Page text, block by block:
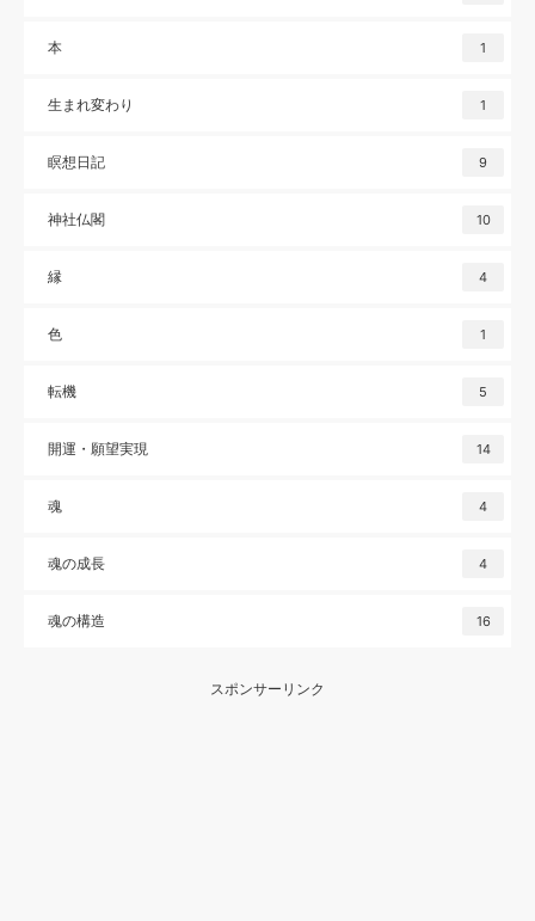
本 1
生まれ変わり 1
瞑想日記 9
神社仏閣 10
縁 4
色 1
転機 5
開運・願望実現 14
魂 4
魂の成長 4
魂の構造 16
スポンサーリンク